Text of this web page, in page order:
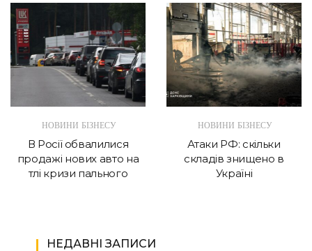
НОВИНИ БІЗНЕСУ
В Росії обвалилися
продажі нових авто на
тлі кризи пального
НОВИНИ БІЗНЕСУ
Атаки РФ: скільки
складів знищено в
Україні
НЕДАВНІ ЗАПИСИ